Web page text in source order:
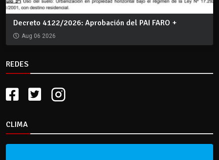
Decreto 4122/2026: Aprobación del PAI FARO +
Aug 06 2026
REDES
CLIMA